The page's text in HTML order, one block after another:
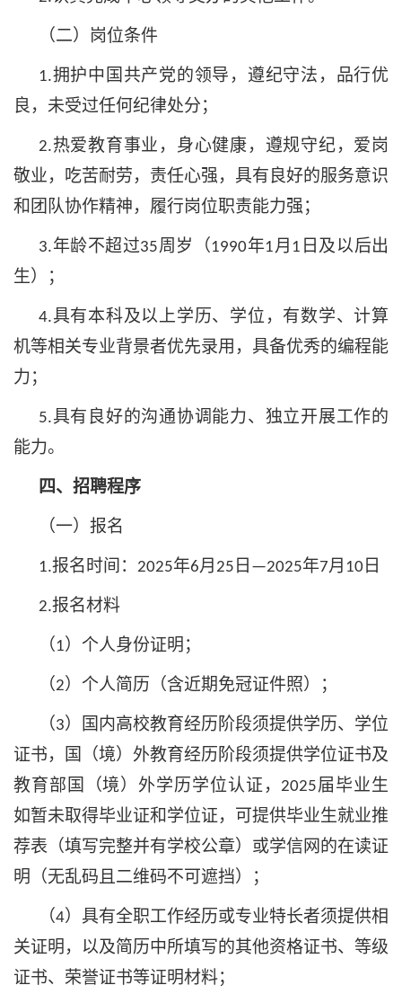
（二）岗位条件
1.拥护中国共产党的领导，遵纪守法，品行优
良，未受过任何纪律处分；
2.热爱教育事业，身心健康，遵规守纪，爱岗
敬业，吃苦耐劳，责任心强，具有良好的服务意识
和团队协作精神，履行岗位职责能力强；
3.年龄不超过35周岁（1990年1 月 1 日及以后出
生）；
4.具有本科及以上学历、学位， 有数学、计算
机等相关专业背景者优先录用 ， 具备优秀的编程能
力；
5.具有良好的沟通协调能力、独立开展工作的
能力。
四、招聘程序
（一）报名
1.报名时间： 2025年6月 25 日 —2025年7月 10 日
2.报名材料
（1）个人身份证明；
（2）个人简历（含近期免冠证件照）；
（3）国内高校教育经历阶段须提供学历、学位
证书，国（境）外教育经历阶段须提供学位证书及
教育部国（境）外学历学位认证， 2025届毕业生
如暂未取得毕业证和学位证，可提供毕业生就业推
荐表（填写完整并有学校公章）或学信网的在读证
明（无乱码且二维码不可遮挡）；
（4）具有全职工作经历或专业特长者须提供相
关证明，以及简历中所填写的其他资格证书、等级
证书、荣誉证书等证明材料；